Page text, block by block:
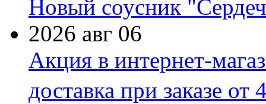
Новый соусник
2026 авг 06
Акция в интернет-
доставка при заказе от